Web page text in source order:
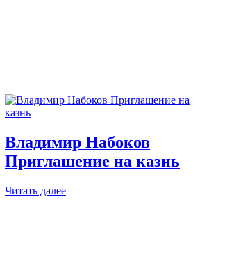
Владимир Набоков
Приглашение на казнь
Читать далее